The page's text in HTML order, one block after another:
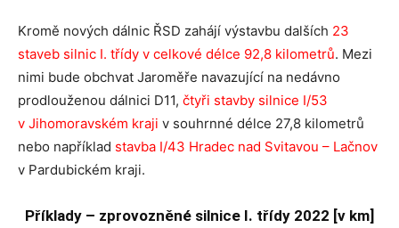
Kromě nových dálnic ŘSD zahájí výstavbu dalších 23
staveb silnic I. třídy v celkové délce 92,8 kilometrů. Mezi
nimi bude obchvat Jaroměře navazující na nedávno
prodlouženou dálnici D11, čtyři stavby silnice I/53
v Jihomoravském kraji v souhrnné délce 27,8 kilometrů
nebo například stavba I/43 Hradec nad Svitavou – Lačnov
v Pardubickém kraji.
Příklady – zprovozněné silnice I. třídy 2022 [v km]